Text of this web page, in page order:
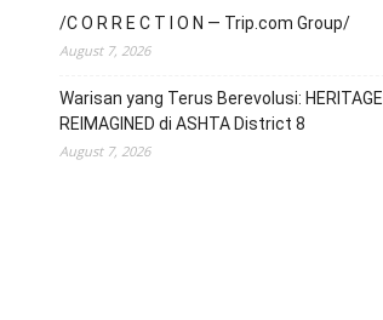
/C O R R E C T I O N — Trip.com Group/
August 7, 2026
Warisan yang Terus Berevolusi: HERITAGE
REIMAGINED di ASHTA District 8
August 7, 2026